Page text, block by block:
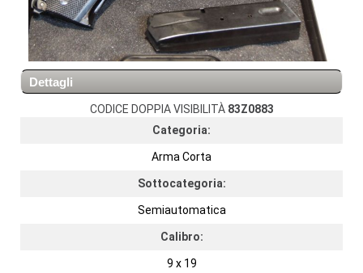
Dettagli
CODICE DOPPIA VISIBILITÀ83Z0883
Categoria:
Arma Corta
Sottocategoria:
Semiautomatica
Calibro:
9 x 19